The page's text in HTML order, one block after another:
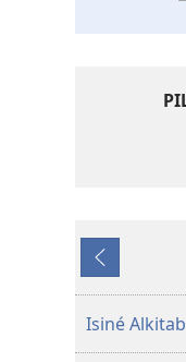
Sakdurungé
Isiné Alkitab